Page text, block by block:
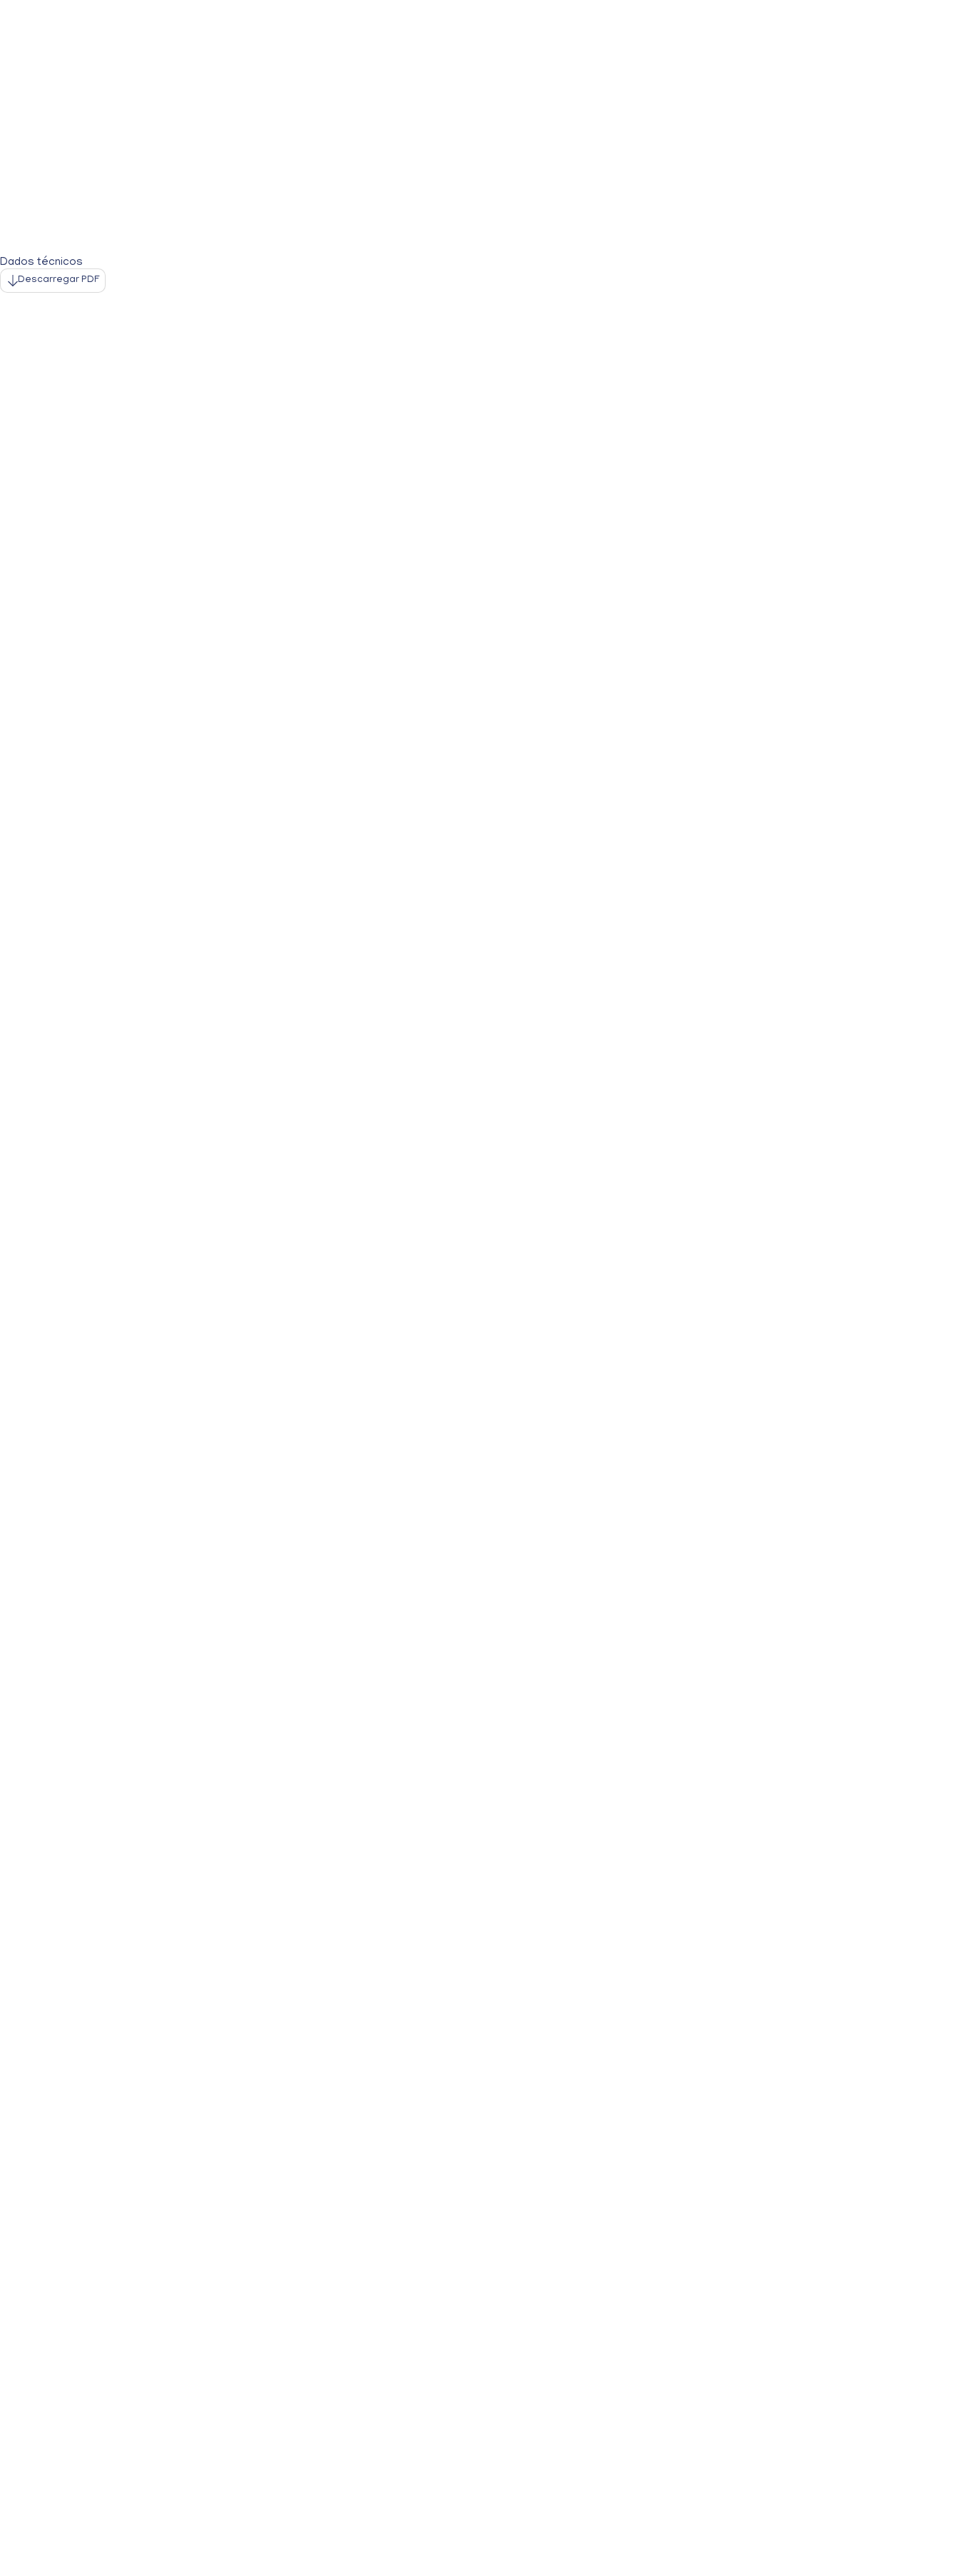
Dados técnicos
Descarregar PDF